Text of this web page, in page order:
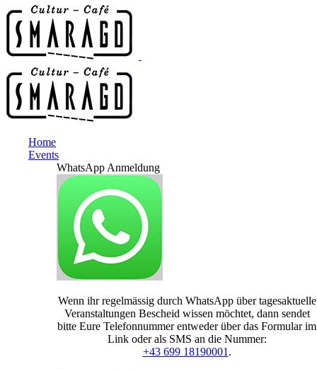
Home
Events
WhatsApp Anmeldung
Wenn ihr regelmässig durch WhatsApp über tagesaktuelle
Veranstaltungen Bescheid wissen möchtet, dann sendet
bitte Eure Telefonnummer entweder über das Formular im
Link oder als SMS an die Nummer:
+43 699 18190001 .